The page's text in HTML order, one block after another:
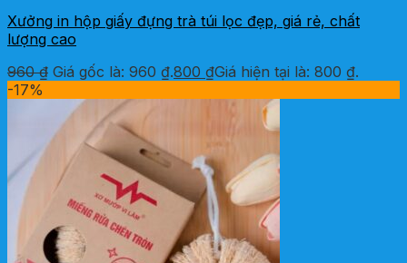
Xưởng in hộp giấy đựng trà túi lọc đẹp, giá rẻ, chất
lượng cao
960₫ Giá gốc là: 960 ₫.800 ₫Giá hiện tại là: 800 ₫.
-17%